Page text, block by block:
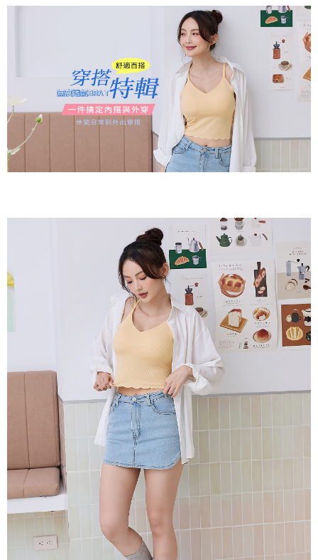
用戶於交易時，得透過本服務購買商品或服務，並由商店將買賣／分期付款
買賣價金債權讓與本公司後，依約使用本公司帳單繳交帳款。
2.基於同意付款使用「大哥付你分期」之契約關係目的，商店將以您的個人
資料（包含姓名、電話或地址）提供予台灣大哥大進項蒐集、處理及利用，
由本公司與您本人進行分期帳單所需資料之確認、核對及更正。
3.完整用戶服務條款，請詳閱以下連結：
https://oppay.tw/userRule
購買商品的店家。未經商家同意取消之訂單仍視為有效，需透過AFTEE先享
※ 交易是否成功請以「AFTEE先享後付 」之結帳頁面顯示為準，若有關於
是否繳費成功／繳費後需取消欲退款等相關疑問，請聯繫「AFTEE先享後付
https://netprotections.freshdesk.com/support/home
【注意事項】
１．透過由恩沛科技股份有限公司提供之「AFTEE先享後付」服務完成之交
易，需依本服務之必要範圍內提供個人資料，並將交易相關給付款項請求債
權轉讓予恩沛科技股份有限公司。
２．關於個人資料處理事宜，請瀏覽以下網址：
３．未成年的使用者請事先徵得法定代理人或監護人之同意方可使用
時審查核予不同之上限額度；若仍有額度不足之情形，本公司將視審查結果
５．嚴禁一人註冊多個帳號或使用他人資訊註冊。若發現惡意使用之情形，
恩沛科技股份有限公司將有權停止該用戶之使用額度並採取法律行動。
每筆NT$80，滿NT$499(含以上)免運費
每筆NT$80，滿NT$799(含以上)免運費
付款後萊爾富取貨
每筆NT$80，滿NT$799(含以上)免運費
7-11取貨付款
每筆NT$80，滿NT$890(含以上)免運費
國家/地區配送